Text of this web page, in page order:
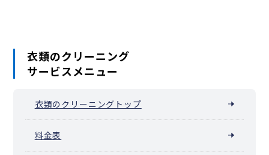
衣類のクリーニング
サービスメニュー
衣類のクリーニングトップ
料金表